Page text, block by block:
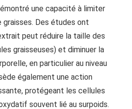
une capacité à limiter
graisses. Des études ont
peut réduire la taille des
graisseuses) et diminuer la
en particulier au niveau
également une action
protégeant les cellules
souvent lié au surpoids.